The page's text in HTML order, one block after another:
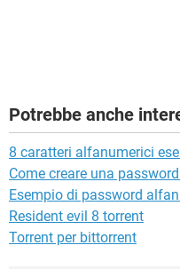
Potrebbe anche
8 caratteri alfanumerici
Come creare una
Esempio di password
Resident evil 8 torrent
Torrent per bittorrent